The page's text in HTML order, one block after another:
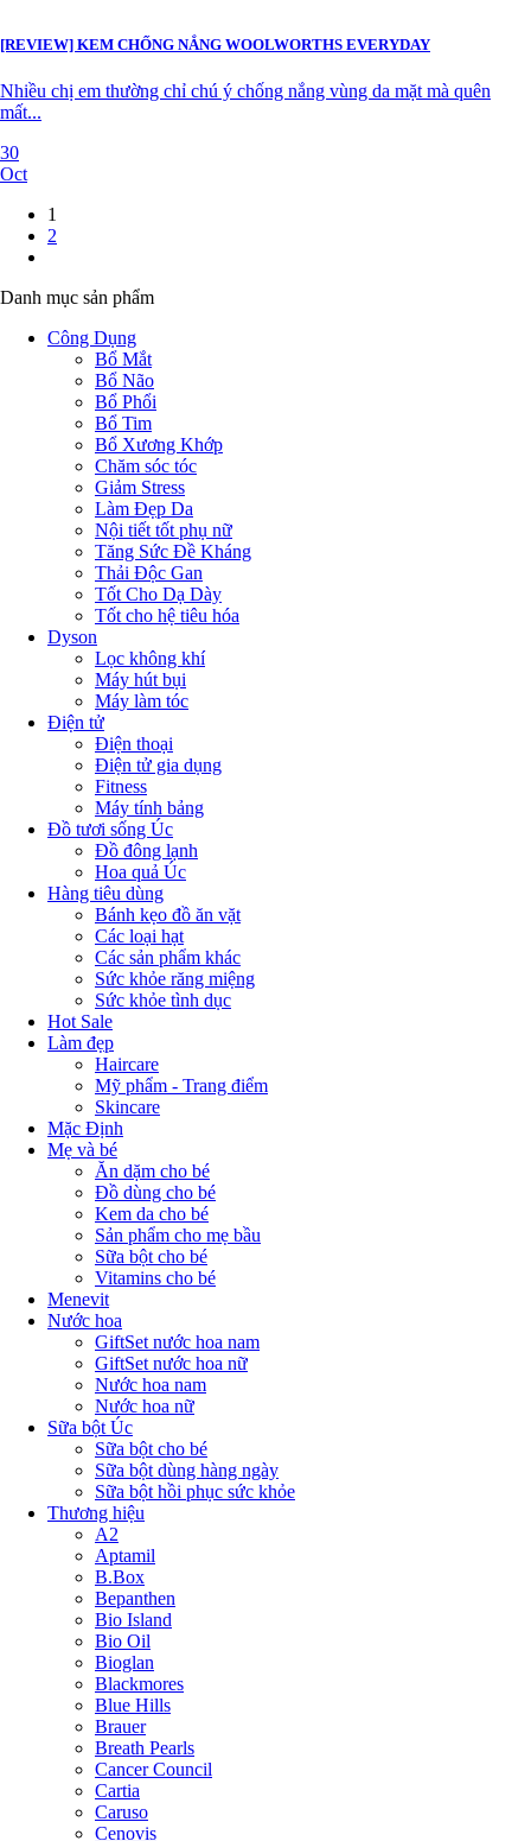
[REVIEW] KEM CHỐNG NẮNG WOOLWORTHS EVERYDAY
Nhiều chị em thường chỉ chú ý chống nắng vùng da mặt mà quên
mất...
30
Oct
1
2
Danh mục sản phẩm
Công Dụng
Bổ Mắt
Bổ Não
Bổ Phổi
Bổ Tim
Bổ Xương Khớp
Chăm sóc tóc
Giảm Stress
Làm Đẹp Da
Nội tiết tốt phụ nữ
Tăng Sức Đề Kháng
Thải Độc Gan
Tốt Cho Dạ Dày
Tốt cho hệ tiêu hóa
Dyson
Lọc không khí
Máy hút bụi
Máy làm tóc
Điện tử
Điện thoại
Điện tử gia dụng
Fitness
Máy tính bảng
Đồ tươi sống Úc
Đồ đông lạnh
Hoa quả Úc
Hàng tiêu dùng
Bánh kẹo đồ ăn vặt
Các loại hạt
Các sản phẩm khác
Sức khỏe răng miệng
Sức khỏe tình dục
Hot Sale
Làm đẹp
Haircare
Mỹ phẩm - Trang điểm
Skincare
Mặc Định
Mẹ và bé
Ăn dặm cho bé
Đồ dùng cho bé
Kem da cho bé
Sản phẩm cho mẹ bầu
Sữa bột cho bé
Vitamins cho bé
Menevit
Nước hoa
GiftSet nước hoa nam
GiftSet nước hoa nữ
Nước hoa nam
Nước hoa nữ
Sữa bột Úc
Sữa bột cho bé
Sữa bột dùng hàng ngày
Sữa bột hồi phục sức khỏe
Thương hiệu
A2
Aptamil
B.Box
Bepanthen
Bio Island
Bio Oil
Bioglan
Blackmores
Blue Hills
Brauer
Breath Pearls
Cancer Council
Cartia
Caruso
Cenovis